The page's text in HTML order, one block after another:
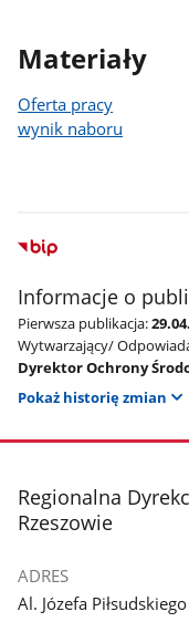
Materiały
Oferta pracy
wynik naboru
Informacje o
Pierwsza publikacja:
Wytwarzający/
Dyrektor Ochrony
Pokaż historię zmian
stopka
Regionalna
Rzeszowie
ADRES
Al. Józefa